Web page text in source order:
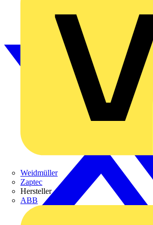
Weidmüller
Zaptec
Hersteller
ABB